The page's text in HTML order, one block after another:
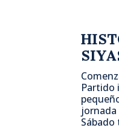
Partido
Sábado